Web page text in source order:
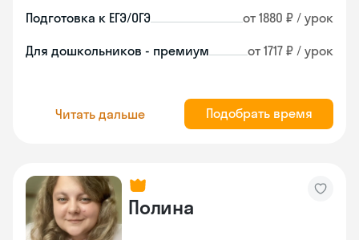
Подготовка к ЕГЭ/ОГЭ от 1880 ₽ / урок
Для дошкольников - премиум от 1717 ₽ / урок
Читать дальше Подобрать время
Полина